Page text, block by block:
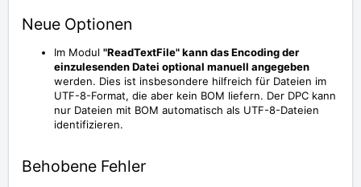
Neue Optionen
Im Modul "ReadTextFile" kann das Encoding der
einzulesenden Datei optional manuell angegeben
werden. Dies ist insbesondere hilfreich für Dateien im
UTF-8-Format, die aber kein BOM liefern. Der DPC kann
nur Dateien mit BOM automatisch als UTF-8-Dateien
identifizieren.
Behobene Fehler